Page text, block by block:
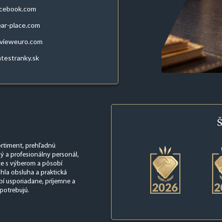
place.com
prehľadnú
a profesionálny personál,
s výberom a pôsobí
obsluha a praktická
usporiadane, príjemne a